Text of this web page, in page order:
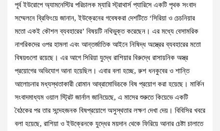
পূর্ব ইউরোপে অ্যামনেস্টির পরিচালক ম্যারি স্ট্রাথার্স প্যারিসে একটি পৃথক সংবাদ
সম্মেলনে ব্রিফিংয়ে জানান, ইউক্রেনের গবেষকরা দেশটিতে ‘সিরিয়া ও চেচনিয়ার
মতো একই কৌশল ব্যবহারের’ বিষয়টি নথিভুক্ত করেছেন। এর মধ্যে বেসামরিক
নাগরিকদের ওপর হামলা এবং আন্তর্জাতিক আইনে নিষিদ্ধ অস্ত্রের ব্যবহারের মতো
বিষয়গুলো রয়েছে। এর আগে সিরিয়া যুদ্ধে রাশিয়ার বিরুদ্ধে রাসায়নিক অস্ত্র
প্রয়োগের অভিযোগ আনা হয়েছিল। এবার বলা হচ্ছে, রুশ ধনকুবের ও শান্তি
আলোচনার মধ্যস্থতাকারী রোমান আব্রামোভিচকে বিষ প্রয়োগ করা হয়েছে। মার্কিন
সংবাদমাধ্যম ওয়াল স্ট্রিট জার্নাল জানিয়েছে, এ মাসের শুরুতে কিয়েভে একটি
বৈঠকের পর তার সন্দেহজনক বিষপ্রয়োগে অসুস্থতার লক্ষণ দেখা দেয়। বিবিসির খবরে
বলা হয়েছে, রাশিয়া ও ইউক্রেনকে যুদ্ধের ময়দান থেকে ফিরিয়ে আনার চেষ্টা চালাতে